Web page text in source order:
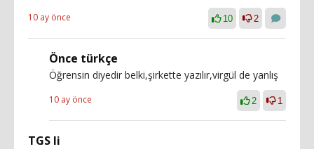
10 ay önce 10 2
Önce türkçe
Öğrensin diyedir belki,şirkette yazılır,virgül de yanlış
10 ay önce 2 1
TGS li